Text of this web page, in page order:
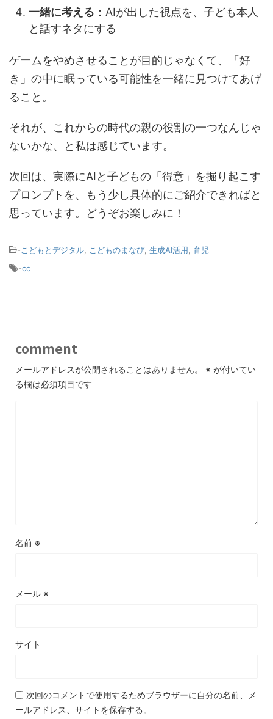
一緒に考える ：AIが出した視点を、子ども本人
と話すネタにする
ゲームをやめさせることが目的じゃなくて、「好
き」の中に眠っている可能性を一緒に見つけてあげ
ること。
それが、これからの時代の親の役割の一つなんじゃ
ないかな、と私は感じています。
次回は、実際にAIと子どもの「得意」を掘り起こす
プロンプトを、もう少し具体的にご紹介できればと
思っています。どうぞお楽しみに！
- こどもとデジタル こどものまなび 生成AI活用 育児
-cc
comment
メールアドレスが公開されることはありません。 ※ が付いてい
る欄は必須項目です
名前 ※
メール ※
サイト
次回のコメントで使用するためブラウザーに自分の名前、メ
ールアドレス、サイトを保存する。